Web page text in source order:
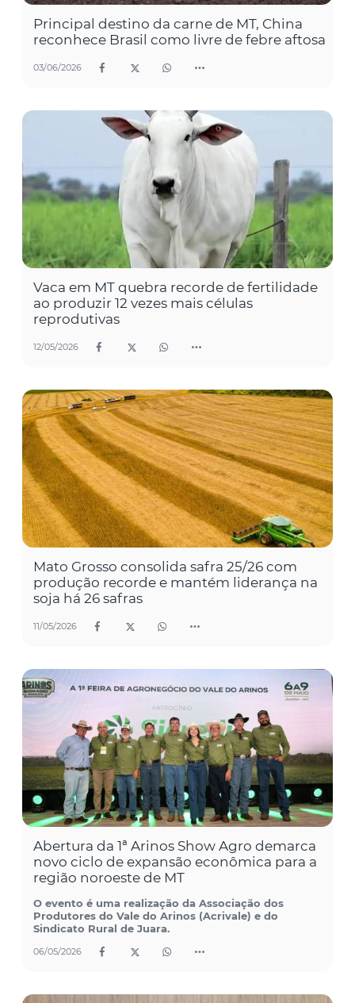
Principal destino da carne de MT, China
reconhece Brasil como livre de febre aftosa
03/06/2026
Vaca em MT quebra recorde de fertilidade
ao produzir 12 vezes mais células
reprodutivas
12/05/2026
Mato Grosso consolida safra 25/26 com
produção recorde e mantém liderança na
soja há 26 safras
11/05/2026
Abertura da 1ª Arinos Show Agro demarca
novo ciclo de expansão econômica para a
região noroeste de MT
O evento é uma realização da Associação dos
Produtores do Vale do Arinos (Acrivale) e do
Sindicato Rural de Juara.
06/05/2026